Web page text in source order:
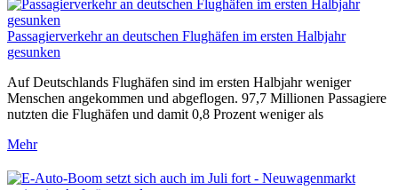
Passagierverkehr an deutschen Flughäfen im ersten Halbjahr
gesunken
Auf Deutschlands Flughäfen sind im ersten Halbjahr weniger
Menschen angekommen und abgeflogen. 97,7 Millionen Passagiere
nutzten die Flughäfen und damit 0,8 Prozent weniger als
Mehr